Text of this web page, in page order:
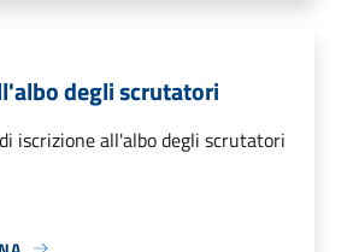
degli scrutatori
iscrizione all'albo degli scrutatori